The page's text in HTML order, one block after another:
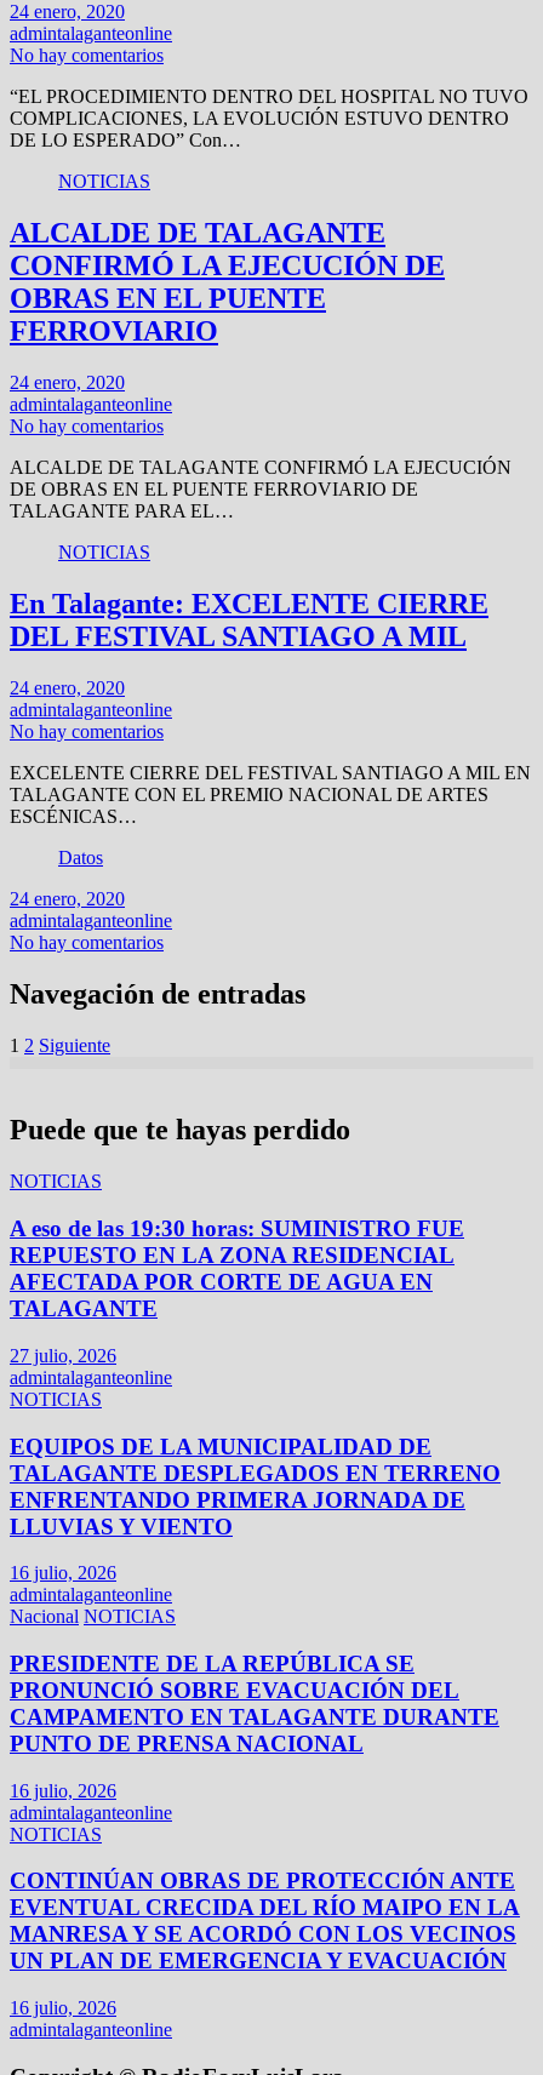
24 enero, 2020
admintalaganteonline
No hay comentarios
“EL PROCEDIMIENTO DENTRO DEL HOSPITAL NO TUVO
COMPLICACIONES, LA EVOLUCIÓN ESTUVO DENTRO
DE LO ESPERADO” Con…
NOTICIAS
ALCALDE DE TALAGANTE
CONFIRMÓ LA EJECUCIÓN DE
OBRAS EN EL PUENTE
FERROVIARIO
24 enero, 2020
admintalaganteonline
No hay comentarios
ALCALDE DE TALAGANTE CONFIRMÓ LA EJECUCIÓN
DE OBRAS EN EL PUENTE FERROVIARIO DE
TALAGANTE PARA EL…
NOTICIAS
En Talagante: EXCELENTE CIERRE
DEL FESTIVAL SANTIAGO A MIL
24 enero, 2020
admintalaganteonline
No hay comentarios
EXCELENTE CIERRE DEL FESTIVAL SANTIAGO A MIL EN
TALAGANTE CON EL PREMIO NACIONAL DE ARTES
ESCÉNICAS…
Datos
24 enero, 2020
admintalaganteonline
No hay comentarios
Navegación de entradas
1 2 Siguiente
Puede que te hayas perdido
NOTICIAS
A eso de las 19:30 horas: SUMINISTRO FUE
REPUESTO EN LA ZONA RESIDENCIAL
AFECTADA POR CORTE DE AGUA EN
TALAGANTE
27 julio, 2026
admintalaganteonline
NOTICIAS
EQUIPOS DE LA MUNICIPALIDAD DE
TALAGANTE DESPLEGADOS EN TERRENO
ENFRENTANDO PRIMERA JORNADA DE
LLUVIAS Y VIENTO
16 julio, 2026
admintalaganteonline
Nacional NOTICIAS
PRESIDENTE DE LA REPÚBLICA SE
PRONUNCIÓ SOBRE EVACUACIÓN DEL
CAMPAMENTO EN TALAGANTE DURANTE
PUNTO DE PRENSA NACIONAL
16 julio, 2026
admintalaganteonline
NOTICIAS
CONTINÚAN OBRAS DE PROTECCIÓN ANTE
EVENTUAL CRECIDA DEL RÍO MAIPO EN LA
MANRESA Y SE ACORDÓ CON LOS VECINOS
UN PLAN DE EMERGENCIA Y EVACUACIÓN
16 julio, 2026
admintalaganteonline